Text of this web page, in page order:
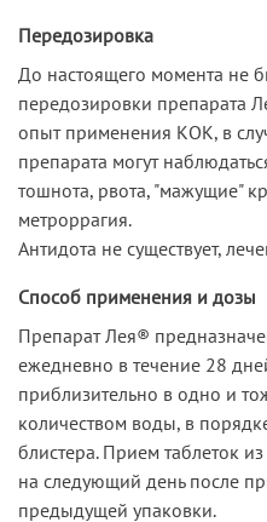
Передозировка
До настоящего момента не
передозировки препарата
опыт применения КОК, в
препарата могут
тошнота, рвота, "мажущие"
метроррагия.
Антидота не существует,
Способ применения и дозы
Препарат Лея®
ежедневно в течение 28
приблизительно в одно и
количеством воды, в
блистера. Прием таблеток
на следующий день после
предыдущей упаковки.